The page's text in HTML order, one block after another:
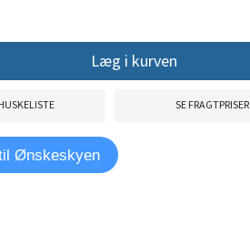
Læg i kurven
SE FRAGTPRISER
Ønskeskyen